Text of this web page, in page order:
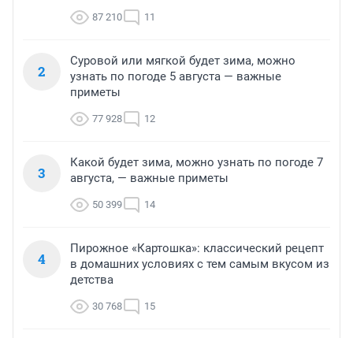
87 210 11
2
Суровой или мягкой будет зима, можно
узнать по погоде 5 августа — важные
приметы
77 928 12
3
Какой будет зима, можно узнать по погоде 7
августа, — важные приметы
50 399 14
4
Пирожное «Картошка»: классический рецепт
в домашних условиях с тем самым вкусом из
детства
30 768 15